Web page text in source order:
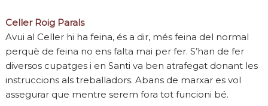
Celler Roig Parals
Avui al Celler hi ha feina, és a dir, més feina del normal
perquè de feina no ens falta mai per fer. S’han de fer
diversos cupatges i en Santi va ben atrafegat donant les
instruccions als treballadors. Abans de marxar es vol
assegurar que mentre serem fora tot funcioni bé.